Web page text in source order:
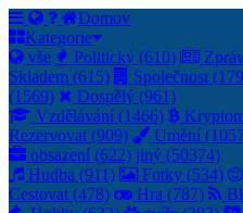
Domov
Kategorie
vše
Politický (610)
Skladem (615)
Společnost
(1569)
Dospělý (961)
Vzdělávání (1466)
Rezervovat (909)
Umění
obsazení (622) jiný (50374)
Hudba (911)
Fotky (534)
Cestovat (478)
Hra (787)